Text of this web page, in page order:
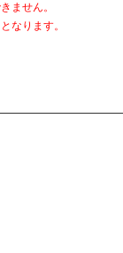
ません。
なります。